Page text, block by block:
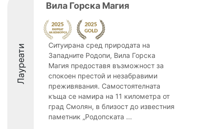
Лауреати
Вила Горска Магия
Ситуирана сред природата на
Западните Родопи, Вила Горска
Магия предоставя възможност за
спокоен престой и незабравими
преживявания. Самостоятелната
къща се намира на 11 километра от
град Смолян, в близост до известния
паметник „Родопската ...